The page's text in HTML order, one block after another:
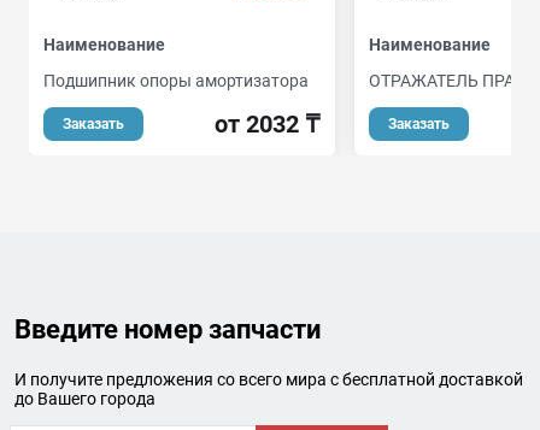
Наименование
Подшипник опоры амортизатора
Заказать от 2032 ₸
Наименование
ОТРАЖАТЕЛЬ
Заказать
Введите номер запчасти
И получите предложения со всего мира с бесплатной доставкой
до Вашего города